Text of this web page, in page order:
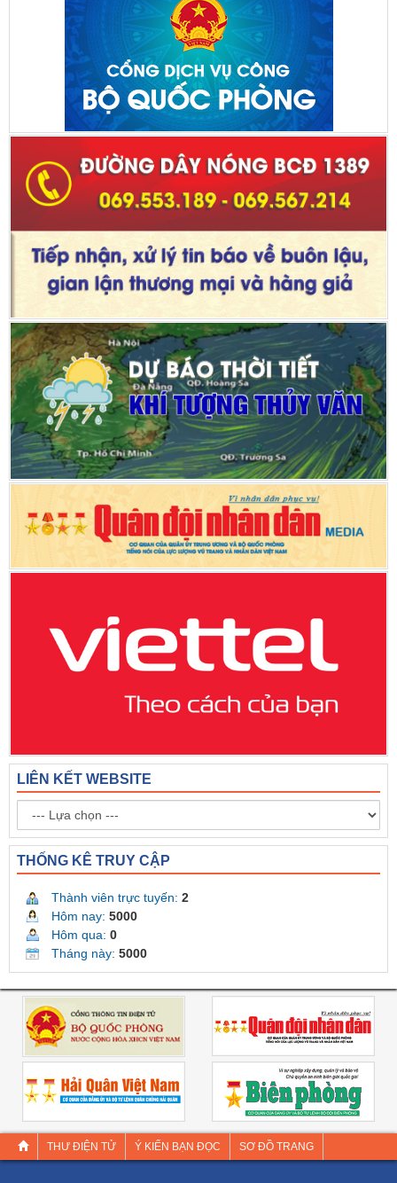
LIÊN KẾT WEBSITE
THỐNG KÊ TRUY CẬP
Thành viên trực tuyến: 1
Hôm nay: 5000
Hôm qua: 0
Tháng này: 5000
THƯ ĐIỆN TỬ Ý KIẾN BẠN ĐỌC SƠ ĐỒ TRANG